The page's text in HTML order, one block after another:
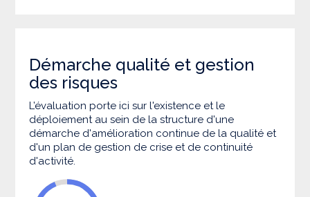
Démarche qualité et gestion
des risques
L’évaluation porte ici sur l'existence et le
déploiement au sein de la structure d'une
démarche d'amélioration continue de la qualité et
d'un plan de gestion de crise et de continuité
d'activité.